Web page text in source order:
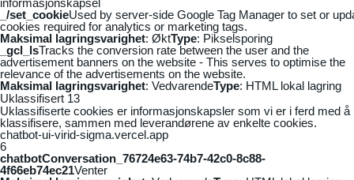
_/set_cookieUsed by server-side Google Tag Manager to set or
cookies required for analytics or marketing tags.
Maksimal lagringsvarighet: ØktType: Pikselsporing
_gcl_lsTracks the conversion rate between the user and the
advertisement banners on the website - This serves to optimise the
relevance of the advertisements on the website.
Maksimal lagringsvarighet: VedvarendeType: HTML lokal lagring
Uklassifisert 13
Uklassifiserte cookies er informasjonskapsler som vi er i ferd med å
klassifisere, sammen med leverandørene av enkelte cookies.
chatbot-ui-virid-sigma.vercel.app
6
chatbotConversation_76724e63-74b7-42c0-8c88-
4f66eb74ec21Venter